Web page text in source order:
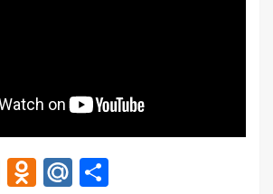
VK Odnoklassniki
Mail.Ru